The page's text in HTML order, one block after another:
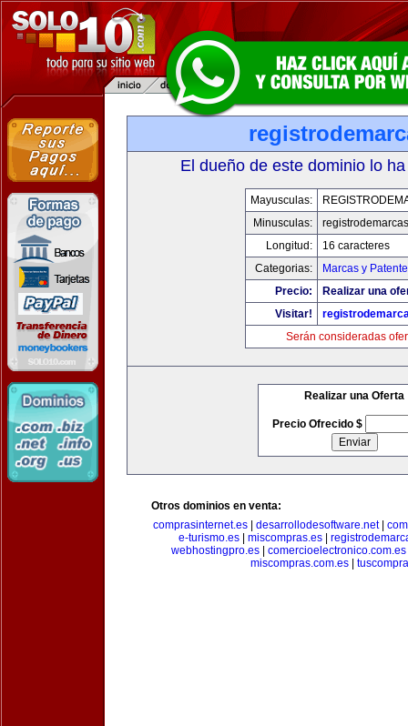
El dueño de este dominio lo
Mayusculas:
Minusculas:
Longitud:
16 caracteres
Categorias:
Marcas y
Precio:
Realizar una
Visitar!
Serán consideradas
Realizar una Oferta
Precio Ofrecido $
Otros dominios en venta:
comprasinternet.es
desarrollodesoftware.net|
e-turismo.es
miscompras.es
webhostingpro.es| comercioelectronico.com.es
miscompras.com.es